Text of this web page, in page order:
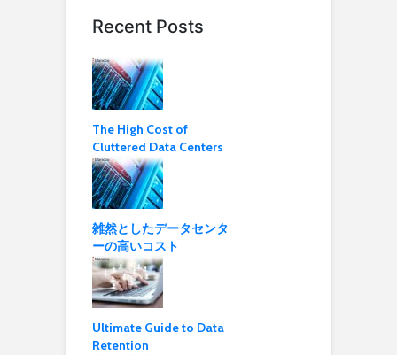
Recent Posts
The High Cost of
Cluttered Data Centers
雑然としたデータセンタ
ーの高いコスト
Ultimate Guide to Data
Retention